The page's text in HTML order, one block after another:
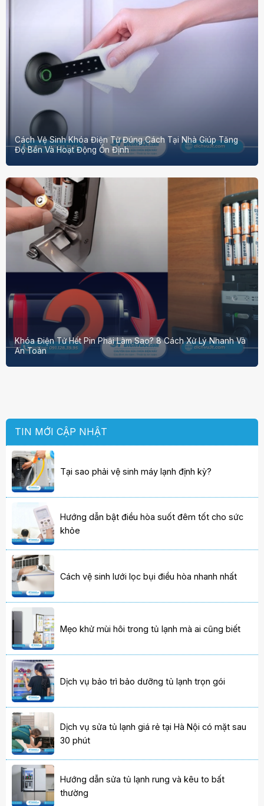
Cách Vệ Sinh Khóa Điện Tử Đúng Cách Tại Nhà Giúp Tăng
Độ Bền Và Hoạt Động Ổn Định
Khóa Điện Tử Hết Pin Phải Làm Sao? 8 Cách Xử Lý Nhanh Và
An Toàn
TIN MỚI CẬP NHẬT
Tại sao phải vệ sinh máy lạnh định kỳ?
Hướng dẫn bật điều hòa suốt đêm tốt cho sức
khỏe
Cách vệ sinh lưới lọc bụi điều hòa nhanh nhất
Mẹo khử mùi hôi trong tủ lạnh mà ai cũng biết
Dịch vụ bảo trì bảo dưỡng tủ lạnh trọn gói
Dịch vụ sửa tủ lạnh giá rẻ tại Hà Nội có mặt sau
30 phút
Hướng dẫn sửa tủ lạnh rung và kêu to bất
thường